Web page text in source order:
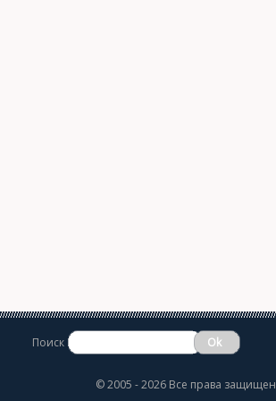
Поиск
©2005 - 2026 Все права